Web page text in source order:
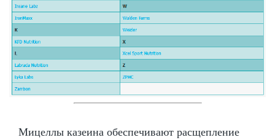
Мицеллы казеина обеспечивают расщепление